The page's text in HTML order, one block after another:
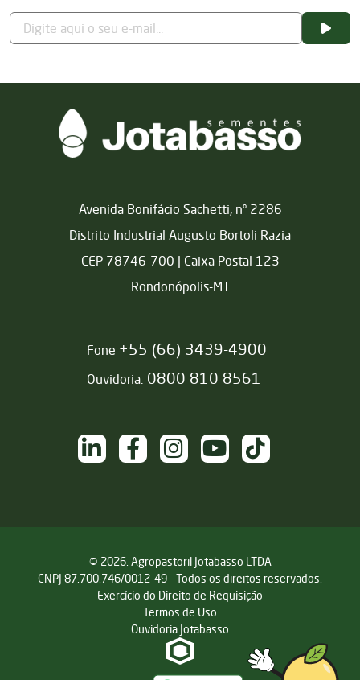
Matriz
Avenida Bonifácio Sachetti, nº 2286
Distrito Industrial Augusto Bortoli Razia
CEP 78746-700 | Caixa Postal 123
Rondonópolis-MT
Fone +55 (66) 3439-4900
Ouvidoria: 0800 810 8561
NAS REDES SOCIAIS
© 2026. Agropastoril Jotabasso LTDA
CNPJ 87.700.746/0012-49 - Todos os direitos reservados.
Exercício do Direito de Requisição
Termos de Uso
Ouvidoria Jotabasso